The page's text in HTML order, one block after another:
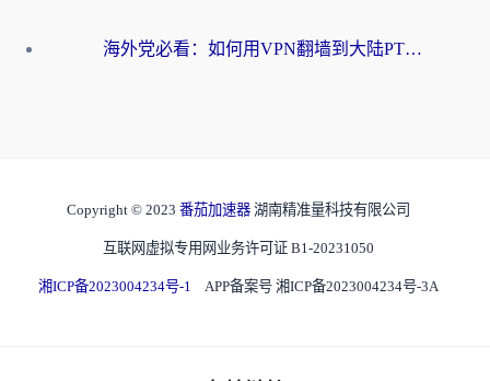
海外党必看：如何用VPN翻墙到大陆PTT？一篇解决你所有回国加速痛点
Copyright © 2023 番茄加速器 湖南精准量科技有限公司
互联网虚拟专用网业务许可证 B1-20231050
湘ICP备2023004234号-1 APP备案号 湘ICP备2023004234号-3A